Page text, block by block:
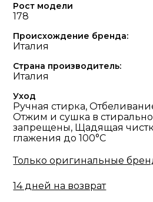
Рост модели
178
Происхождение бренда:
Италия
Страна производитель:
Италия
Уход
Ручная стирка,
Отжим и сушка в
запрещены, Щадящая
глажения до 100°С
Только оригинальные
14 дней на возврат